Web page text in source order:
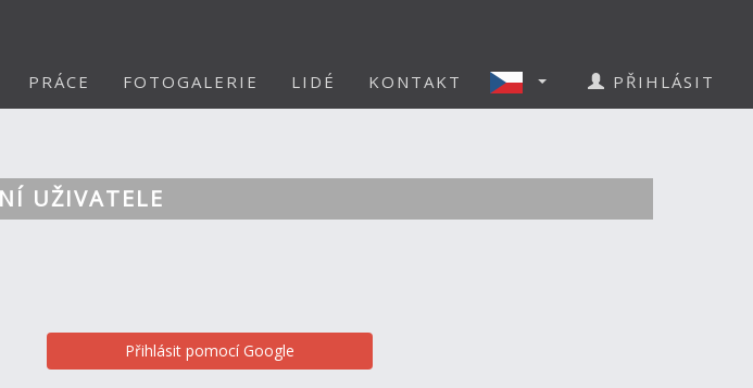
PRÁCE FOTOGALERIE LIDÉ KONTAKT PŘIHLÁSIT
UŽIVATELE
Přihlásit pomocí Google